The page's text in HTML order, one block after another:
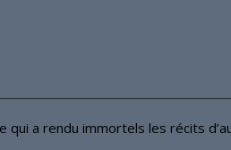
qui a rendu immortels les récits